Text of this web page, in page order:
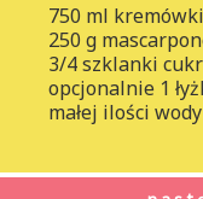
750 ml kremówki
250 g
3/4 szklanki
opcjonalnie 1
małej ilości wody